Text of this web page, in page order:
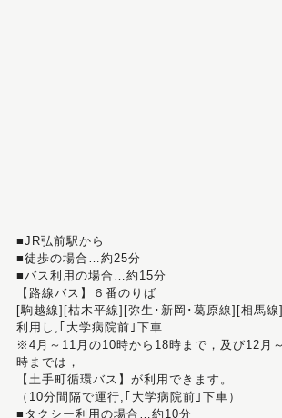
■JR弘前駅から
■徒歩の場合…約25分
■バス利用の場合…約15分
【路線バス】６番のりば
[駒越線][枯木平線][弥生･新岡･葛原線][相馬
利用し,｢大学病院前｣下車
※4月～11月の10時から18時まで，及び12月
時までは，
【土手町循環バス】が利用できます。
（10分間隔で運行,｢大学病院前｣下車）
■タクシー利用の場合…約10分